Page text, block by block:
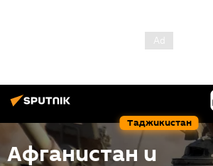
Таджикистан
Афганистан и